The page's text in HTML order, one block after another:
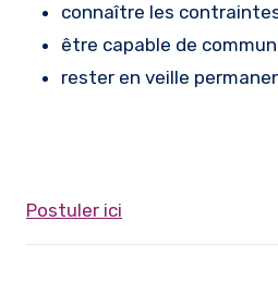
connaître les
être capable de
rester en veille
Postuler ici